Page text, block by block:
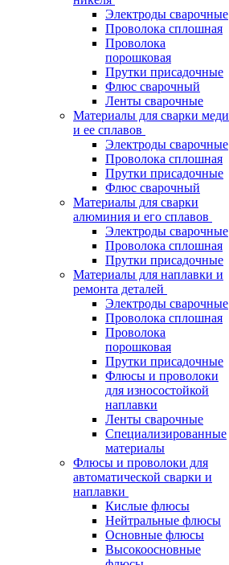
Электроды сварочные
Проволока сплошная
Проволока
порошковая
Прутки присадочные
Флюс сварочный
Ленты сварочные
Материалы для сварки меди
и ее сплавов
Электроды сварочные
Проволока сплошная
Прутки присадочные
Флюс сварочный
Материалы для сварки
алюминия и его сплавов
Электроды сварочные
Проволока сплошная
Прутки присадочные
Материалы для наплавки и
ремонта деталей
Электроды сварочные
Проволока сплошная
Проволока
порошковая
Прутки присадочные
Флюсы и проволоки
для износостойкой
наплавки
Ленты сварочные
Специализированные
материалы
Флюсы и проволоки для
автоматической сварки и
наплавки
Кислые флюсы
Нейтральные флюсы
Основные флюсы
Высокоосновные